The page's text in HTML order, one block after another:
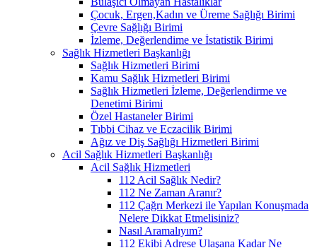
Çocuk, Ergen,Kadın ve Üreme Sağlığı Birimi
Çevre Sağlığı Birimi
İzleme, Değerlendime ve İstatistik Birimi
Sağlık Hizmetleri Başkanlığı
Sağlık Hizmetleri Birimi
Kamu Sağlık Hizmetleri Birimi
Sağlık Hizmetleri İzleme, Değerlendirme ve
Denetimi Birimi
Özel Hastaneler Birimi
Tıbbi Cihaz ve Eczacilik Birimi
Ağız ve Diş Sağlığı Hizmetleri Birimi
Acil Sağlık Hizmetleri Başkanlığı
Acil Sağlık Hizmetleri
112 Acil Sağlık Nedir?
112 Ne Zaman Aranır?
112 Çağrı Merkezi ile Yapılan Konuşmada
Nelere Dikkat Etmelisiniz?
Nasıl Aramalıyım?
112 Ekibi Adrese Ulaşana Kadar Ne